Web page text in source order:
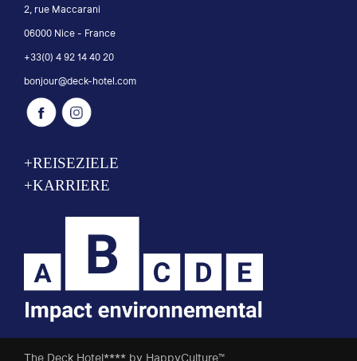
2, rue Maccarani
06000 Nice - France
+33(0) 4 92 14 40 20
bonjour@deck-hotel.com
+REISEZIELE
+KARRIERE
The Deck Hotel**** by HappyCulture™